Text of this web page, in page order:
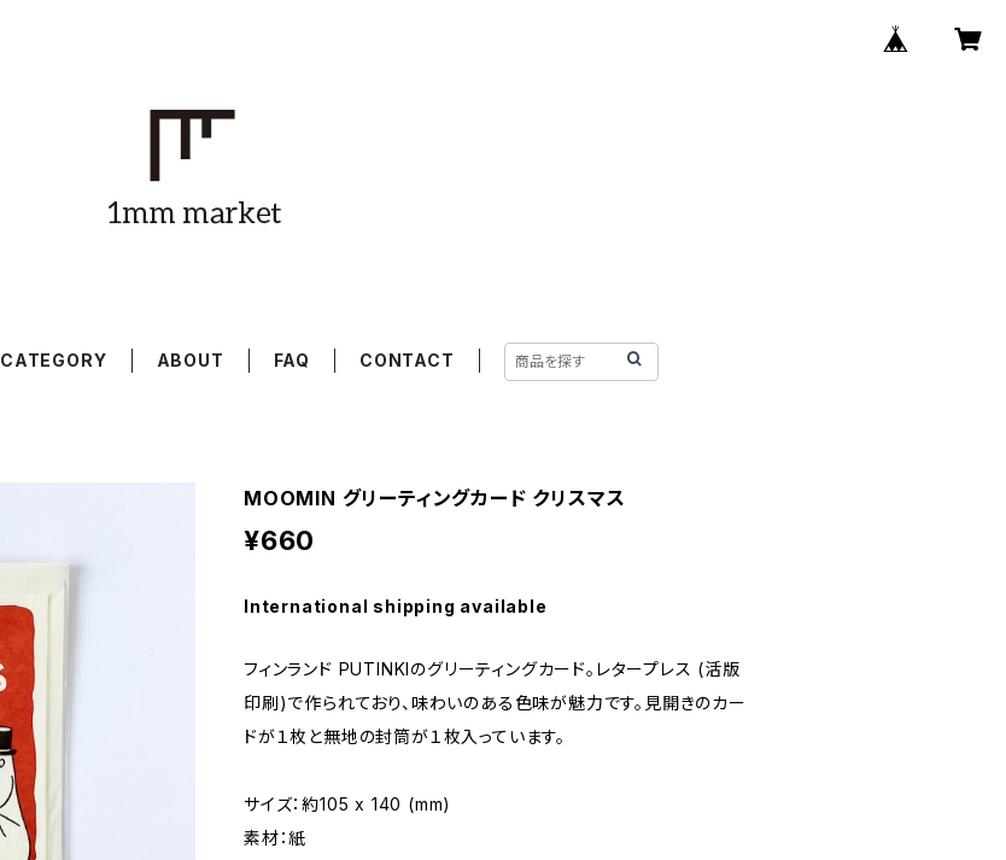
CATEGORY ABOUT FAQ CONTACT
MOOMIN グリーティングカード クリスマス
¥660
International shipping available
フィンランド PUTINKIのグリーティングカード。レタープレス (活版
印刷)で作られており、味わいのある色味が魅力です。見開きのカー
ドが１枚と無地の封筒が１枚入っています。
サイズ：約105 x 140 (mm)
素材：紙